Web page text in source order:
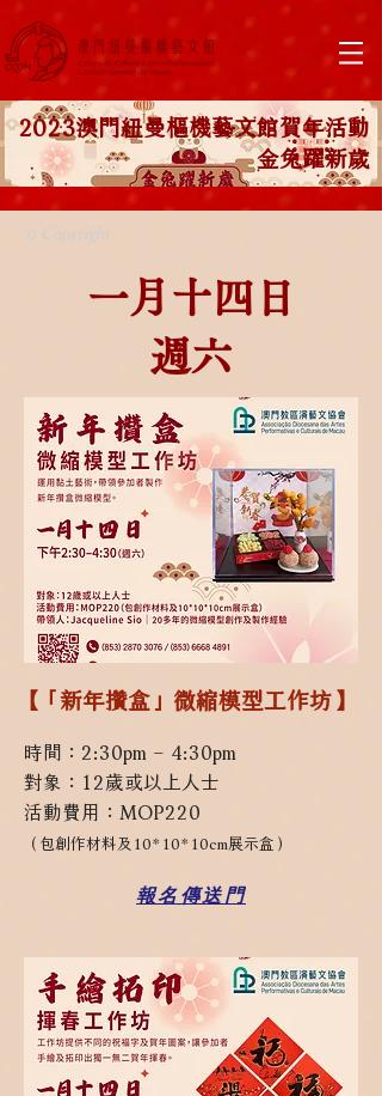
2023澳門紐曼樞機藝文館賀年活動
金兔躍新歲
© Copyright
一月十四日
週六
【「新年攢盒」微縮模型工作坊】
時間：2:30pm – 4:30pm
對象：12歲或以上人士
活動費用：MOP220
（包創作材料及10*10*10cm展示盒）
報名傳送門